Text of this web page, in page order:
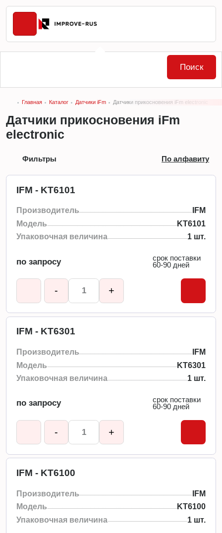
Главная Каталог Датчики iFm Датчики прикосновения iFm electronic
Датчики прикосновения iFm
electronic
Фильтры По алфавиту
IFM - KT6101
Производитель
IFM
Модель
KT6101
Упаковочная величина
1 шт.
по запросу
срок поставки
60-90 дней
- +
IFM - KT6301
Производитель
IFM
Модель
KT6301
Упаковочная величина
1 шт.
по запросу
срок поставки
60-90 дней
- +
IFM - KT6100
Производитель
IFM
Модель
KT6100
Упаковочная величина
1 шт.
Поиск